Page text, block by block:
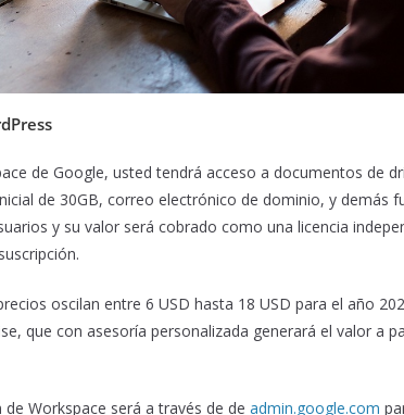
de Google, usted tendrá acceso a documentos de
de 30GB, correo electrónico de dominio, y demás
y su valor será cobrado como una licencia
oscilan entre 6 USD hasta 18 USD para el año
que con asesoría personalizada generará el valor a
Workspace será a través de de admin.google.com